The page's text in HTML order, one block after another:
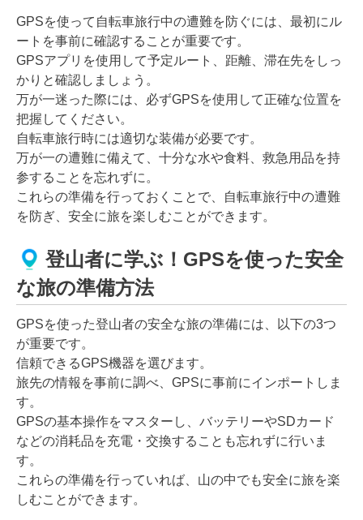
GPSを使って自転車旅行中の遭難を防ぐには、最初にル
ートを事前に確認することが重要です。
GPSアプリを使用して予定ルート、距離、滞在先をしっ
かりと確認しましょう。
万が一迷った際には、必ずGPSを使用して正確な位置を
把握してください。
自転車旅行時には適切な装備が必要です。
万が一の遭難に備えて、十分な水や食料、救急用品を持
参することを忘れずに。
これらの準備を行っておくことで、自転車旅行中の遭難
を防ぎ、安全に旅を楽しむことができます。
登山者に学ぶ！GPSを使った安全
な旅の準備方法
GPSを使った登山者の安全な旅の準備には、以下の3つ
が重要です。
信頼できるGPS機器を選びます。
旅先の情報を事前に調べ、GPSに事前にインポートしま
す。
GPSの基本操作をマスターし、バッテリーやSDカード
などの消耗品を充電・交換することも忘れずに行いま
す。
これらの準備を行っていれば、山の中でも安全に旅を楽
しむことができます。